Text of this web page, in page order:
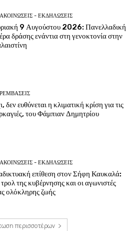
- ΕΚΔΗΛΩΣΕΙΣ
9 Αυγούστου 2026: Πανελλαδική
δράσης ενάντια στη γενοκτονία στην
δεν ευθύνεται η κλιματική κρίση για τις
του Φάμπιαν Δημητρίου
- ΕΚΔΗΛΩΣΕΙΣ
επίθεση στον Σήφη Καυκαλά:
της κυβέρνησης και οι αγωνιστές
ολόκληρης ζωής
περισσοτέρων